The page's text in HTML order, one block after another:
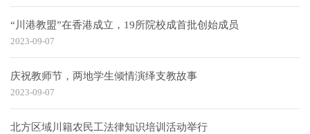
“川港教盟”在香港成立，19所院校成首批创始成员
2023-09-07
庆祝教师节，两地学生倾情演绎支教故事
2023-09-07
北方区域川籍农民工法律知识培训活动举行